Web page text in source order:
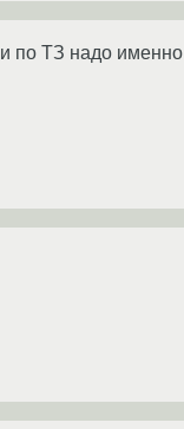
по ТЗ надо именно